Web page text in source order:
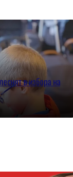
в избора на